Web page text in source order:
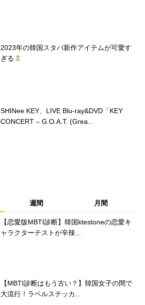
2023年の韓国スタバ新作アイテムが可愛す
ぎる
SHINee KEY、LIVE Blu-ray&DVD「KEY
CONCERT – G.O.A.T. (Grea...
週間 月間
【恋愛版MBTI診断】韓国ktestoneの恋愛キ
ャラクターテストが辛辣...
【MBTI診断はもう古い？】韓国女子の間で
大流行！ラベルステッカ...